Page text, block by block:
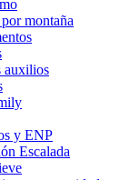
montaña
auxilios
y ENP
Escalada